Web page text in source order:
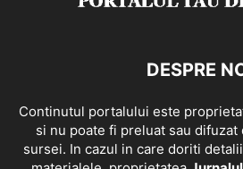
DESPRE
Continutul portalului este
si nu poate fi preluat sau difuzat
sursei. In cazul in care doriti